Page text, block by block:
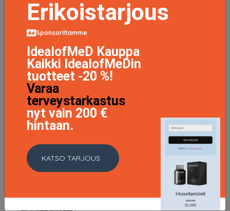
Bronze Shimmer 235, Babyliss Suoristusraudat
62.9 EUR
LISÄTIETOJA
Erikoistarjous
Sponsoriltamme
IdealofMeD Kauppa
Kaikki IdealofMeDin
tuotteet -20 %!
Varaa
terveystarkastus
nyt vain 200 €
hintaan.
KATSO TARJOUS